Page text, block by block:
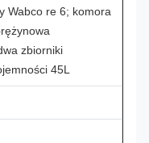
Wabco re 6; komora
zbiorniki
45L